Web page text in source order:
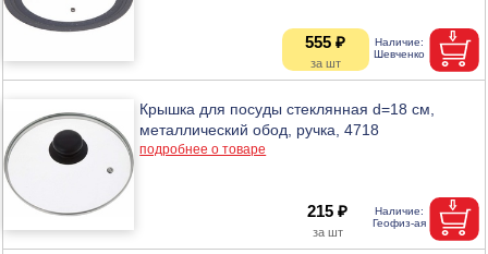
555 ₽
Крышка для посуды стеклянная d=18 см,
металлический обод, ручка, 4718
подробнее о товаре
215 ₽